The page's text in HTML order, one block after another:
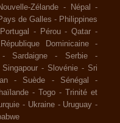
Zélande - Népal
-
de Galles - Philippines
Portugal - Pérou -Qatar -
République Dominicaine
-
- Sardaigne - Serbie
-
Singapour - Slovénie - Sri
- Suède - Sénégal
-
- Togo - Trinité et
- Ukraine - Uruguay -